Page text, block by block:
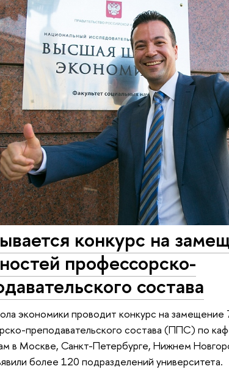
конкурс на
профессорско-
состава
экономики проводит конкурс на
преподавательского состава (ППС) по
в Москве, Санкт-Петербурге, Нижнем
более 120 подразделений университета.